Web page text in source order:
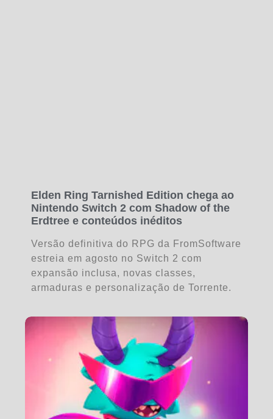
Elden Ring Tarnished Edition chega ao
Nintendo Switch 2 com Shadow of the
Erdtree e conteúdos inéditos
Versão definitiva do RPG da FromSoftware
estreia em agosto no Switch 2 com
expansão inclusa, novas classes,
armaduras e personalização de Torrente.